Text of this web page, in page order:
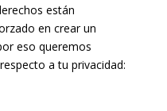
están
en crear un
eso queremos
a tu privacidad: